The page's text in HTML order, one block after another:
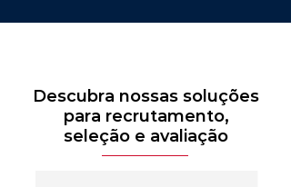
Descubra nossas soluções
para recrutamento,
seleção e avaliação